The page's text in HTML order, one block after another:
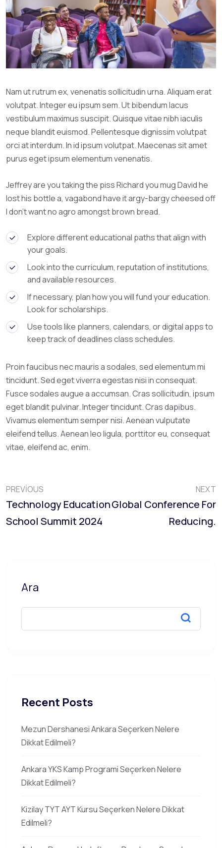
Nam ut rutrum ex, venenatis sollicitudin urna. Aliquam erat
volutpat. Integer eu ipsum sem. Ut bibendum lacus
vestibulum maximus suscipit. Quisque vitae nibh iaculis
neque blandit euismod. Pellentesque dignissim volutpat
orci at interdum. In id ipsum volutpat. Maecenas sit amet
purus eget ipsum elementum venenatis.
Jeffrey are you taking the piss Richard you mug David he
lost his bottle a, vagabond have it argy-bargy cheesed off
I don’t want no agro amongst brown bread.
Explore different educational paths that align with
your goals.
Look into the curriculum, reputation of institutions,
and available resources.
If necessary, plan how you will fund your education.
Look for scholarships.
Use tools like planners, calendars, or digital apps to
keep track of deadlines class schedules.
Proin faucibus nec mauris a sodales, sed elementum mi
tincidunt. Sed eget viverra egestas nisi in consequat.
Fusce sodales augue a accumsan. Cras sollicitudin, ipsum
eget blandit pulvinar. Integer tincidunt. Cras dapibus.
Vivamus elementum semper nisi. Aenean vulputate
eleifend tellus. Aenean leo ligula, porttitor eu, consequat
vitae, eleifend ac, enim.
PREVIOUS
Technology Education
School Summit 2024
NEXT
Global Conference For
Reducing.
Ara
Recent Posts
Mezun Dershanesi Ankara Seçerken Nelere
Dikkat Edilmeli?
Ankara YKS Kamp Programi Seçerken Nelere
Dikkat Edilmeli?
Kizilay TYT AYT Kursu Seçerken Nelere Dikkat
Edilmeli?